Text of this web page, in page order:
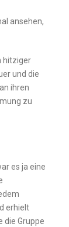
ansehen,
hitziger
und die
ihren
zu
es ja eine
erhielt
die Gruppe